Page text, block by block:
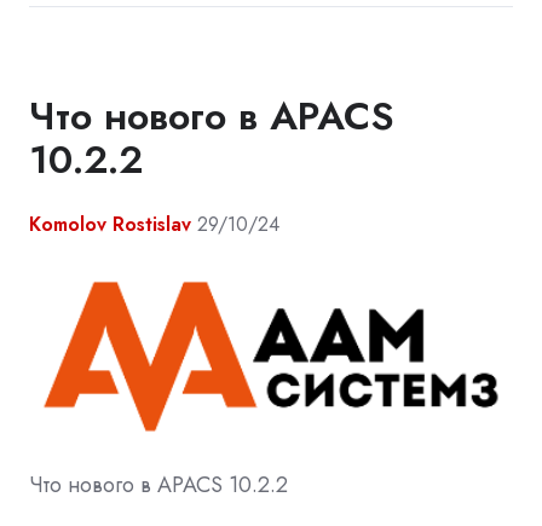
Что нового в APACS
10.2.2
Komolov Rostislav 29/10/24
Что нового в APACS 10.2.2